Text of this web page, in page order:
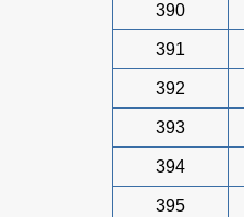
390
391
392
393
394
395